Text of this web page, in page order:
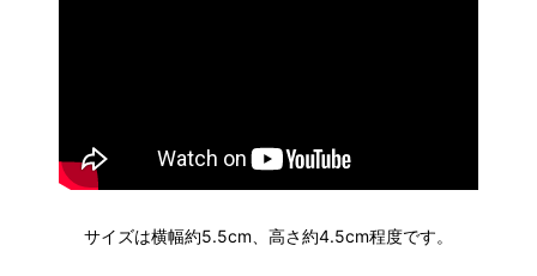
サイズは横幅約5.5cm、高さ約4.5cm程度です。